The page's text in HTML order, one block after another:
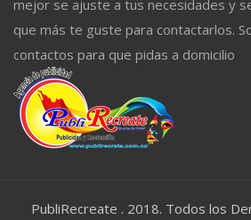
mejor se ajuste a tus necesidades y
que más te guste para contactarlos.
contactos para que pidas a domicilio
PubliRecreate . 2018. Todos los